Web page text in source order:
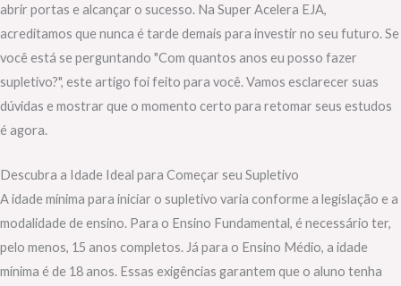
abrir portas e alcançar o sucesso. Na Super Acelera EJA,
acreditamos que nunca é tarde demais para investir no seu futuro. Se
você está se perguntando "Com quantos anos eu posso fazer
supletivo?", este artigo foi feito para você. Vamos esclarecer suas
dúvidas e mostrar que o momento certo para retomar seus estudos
é agora.
Descubra a Idade Ideal para Começar seu Supletivo
A idade mínima para iniciar o supletivo varia conforme a legislação e a
modalidade de ensino. Para o Ensino Fundamental, é necessário ter,
pelo menos, 15 anos completos. Já para o Ensino Médio, a idade
mínima é de 18 anos. Essas exigências garantem que o aluno tenha